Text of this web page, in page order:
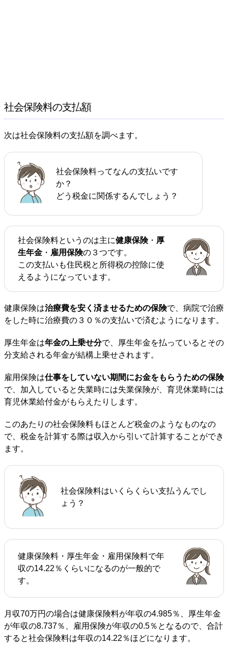
社会保険料の支払額
次は社会保険料の支払額を調べます。
社会保険料ってなんの支払いです
か？
どう税金に関係するんでしょう？
社会保険料というのは主に健康保険・ 厚
生年金 ・ 雇用保険の３つです。
この支払いも住民税と所得税の控除に使
えるようになっています。
健康保険は治療費を安く済ませるための保険で、病院で治療
をした時に治療費の３０％の支払いで済むようになります。
厚生年金は年金の上乗せ分で、厚生年金を払っているとその
分支給される年金が結構上乗せされます。
雇用保険は仕事をしていない期間にお金をもらうための保険
で、加入していると失業時には失業保険が、育児休業時には
育児休業給付金がもらえたりします。
このあたりの社会保険料もほとんど税金のようなものなの
で、税金を計算する際は収入から引いて計算することができ
ます。
社会保険料はいくらくらい支払うんでし
ょう？
健康保険料・厚生年金・雇用保険料で年
収の14.22％くらいになるのが一般的で
す。
月収70万円の場合は健康保険料が年収の4.985％、厚生年金
が年収の8.737％、雇用保険が年収の0.5％となるので、合計
すると社会保険料は年収の14.22％ほどになります。